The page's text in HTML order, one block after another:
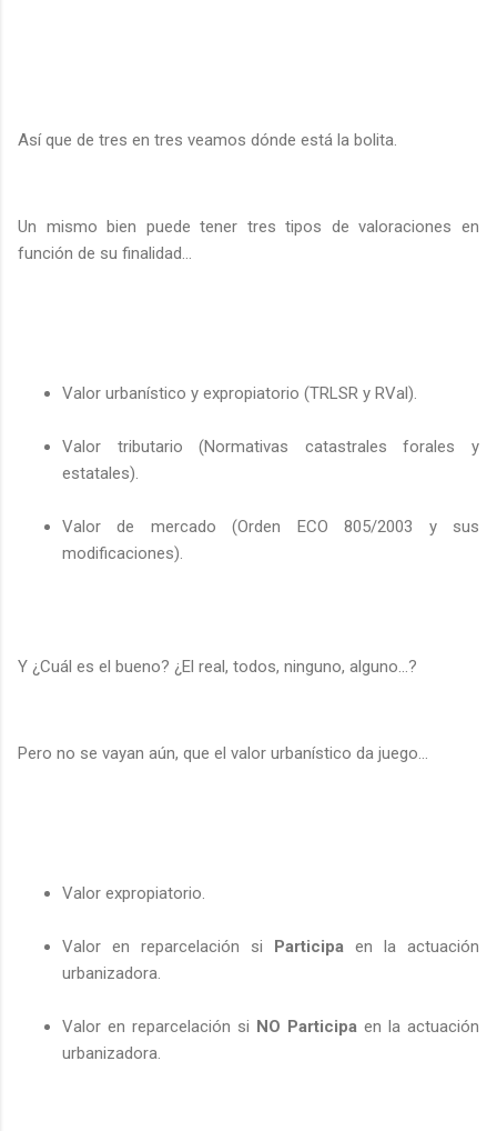
Así que de tres en tres veamos dónde está la bolita.
Un mismo bien puede tener tres tipos de valoraciones en
función de su finalidad…
Valor urbanístico y expropiatorio (TRLSR y RVal).
Valor tributario (Normativas catastrales forales y
estatales).
Valor de mercado (Orden ECO 805/2003 y sus
modificaciones).
Y ¿Cuál es el bueno? ¿El real, todos, ninguno, alguno…?
Pero no se vayan aún, que el valor urbanístico da juego…
Valor expropiatorio.
Valor en reparcelación si Participa en la actuación
urbanizadora.
Valor en reparcelación si NO Participa en la actuación
urbanizadora.